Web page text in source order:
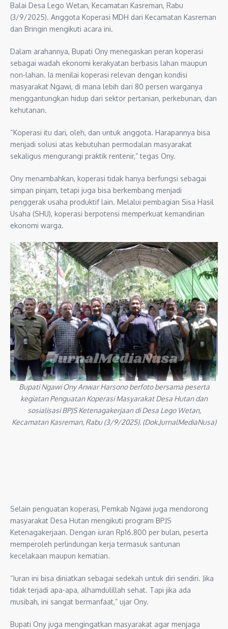
Balai Desa Lego Wetan, Kecamatan Kasreman, Rabu
(3/9/2025). Anggota Koperasi MDH dari Kecamatan Kasreman
dan Bringin mengikuti acara ini.
Dalam arahannya, Bupati Ony menegaskan peran koperasi
sebagai wadah ekonomi kerakyatan berbasis lahan maupun
non-lahan. Ia menilai koperasi relevan dengan kondisi
masyarakat Ngawi, di mana lebih dari 80 persen warganya
menggantungkan hidup dari sektor pertanian, perkebunan, dan
kehutanan.
“Koperasi itu dari, oleh, dan untuk anggota. Harapannya bisa
menjadi solusi atas kebutuhan permodalan masyarakat
sekaligus mengurangi praktik rentenir,” tegas Ony.
Ony menambahkan, koperasi tidak hanya berfungsi sebagai
simpan pinjam, tetapi juga bisa berkembang menjadi
penggerak usaha produktif lain. Melalui pembagian Sisa Hasil
Usaha (SHU), koperasi berpotensi memperkuat kemandirian
ekonomi warga.
Bupati Ngawi Ony Anwar Harsono berfoto bersama peserta
kegiatan Penguatan Koperasi Masyarakat Desa Hutan dan
sosialisasi BPJS Ketenagakerjaan di Desa Lego Wetan,
Kecamatan Kasreman, Rabu (3/9/2025). (Dok.JurnalMediaNusa)
Selain penguatan koperasi, Pemkab Ngawi juga mendorong
masyarakat Desa Hutan mengikuti program BPJS
Ketenagakerjaan. Dengan iuran Rp16.800 per bulan, peserta
memperoleh perlindungan kerja termasuk santunan
kecelakaan maupun kematian.
“Iuran ini bisa diniatkan sebagai sedekah untuk diri sendiri. Jika
tidak terjadi apa-apa, alhamdulillah sehat. Tapi jika ada
musibah, ini sangat bermanfaat,” ujar Ony.
Bupati Ony juga mengingatkan masyarakat agar menjaga